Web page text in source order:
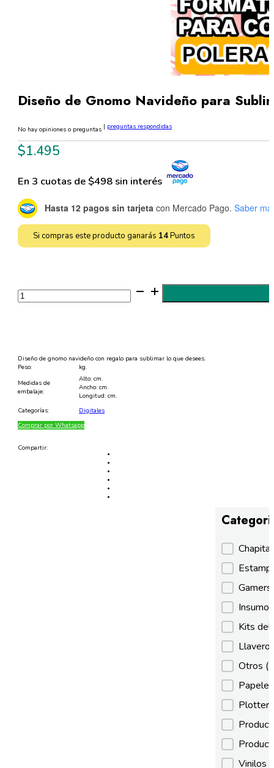
Diseño de Gnomo Navideño para
No hay opiniones o preguntas | preguntas respondidas
$1.495
En 3 cuotas de $498 sin interés
Hasta 12 pagos sin tarjeta con Mercado Pago. Saber
Si compras este producto ganarás 14Puntos
Diseño
de
Gnomo
y
EPS
Diseño de gnomo navideño con regalo para sublimar lo que desees.
Peso:
kg.
Medidas de
embalaje:
Alto: cm.
Ancho: cm.
Longitud: cm.
Categorías:
Digitales
Comprar por Whatsapp
Compartir:
Gamers
Kits
Otros
Vinilos